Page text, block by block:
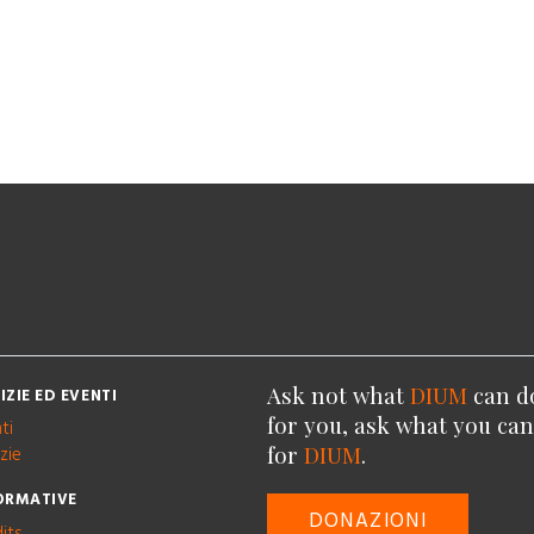
ED EVENTI Ask not what DIUM can
for you, ask what you
for DIUM.
DONAZIONI